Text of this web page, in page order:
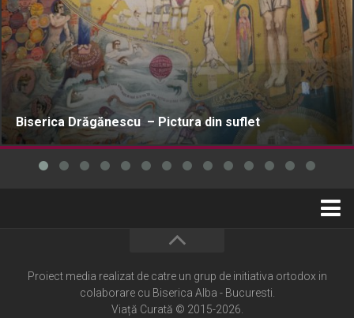
Biserica Drăgănescu – Pictura din suflet
Cultură creștină
Pateric Atonit
Proiect media realizat de catre un grup de initiativa ortodox in
colaborare cu Biserica Alba - Bucuresti.
Viață Curată © 2015-2026.